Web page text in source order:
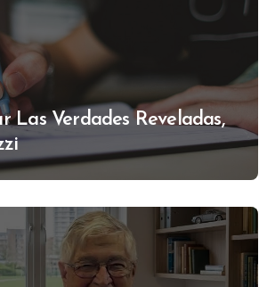
Las Verdades Reveladas,